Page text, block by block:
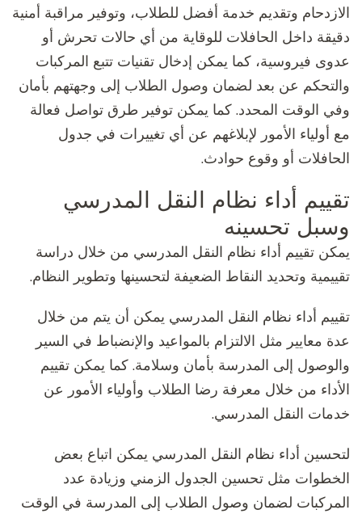
الازدحام وتقديم خدمة أفضل للطلاب، وتوفير مراقبة أمنية
دقيقة داخل الحافلات للوقاية من أي حالات تحرش أو
عدوى فيروسية، كما يمكن إدخال تقنيات تتبع المركبات
والتحكم عن بعد لضمان وصول الطلاب إلى وجهتهم بأمان
وفي الوقت المحدد. كما يمكن توفير طرق تواصل فعالة
مع أولياء الأمور لإبلاغهم عن أي تغييرات في جدول
الحافلات أو وقوع حوادث.
تقييم أداء نظام النقل المدرسي
وسبل تحسينه
يمكن تقييم أداء نظام النقل المدرسي من خلال دراسة
تقييمية وتحديد النقاط الضعيفة لتحسينها وتطوير النظام.
تقييم أداء نظام النقل المدرسي يمكن أن يتم من خلال
عدة معايير مثل الالتزام بالمواعيد والإنضباط في السير
والوصول إلى المدرسة بأمان وسلامة. كما يمكن تقييم
الأداء من خلال معرفة رضا الطلاب وأولياء الأمور عن
خدمات النقل المدرسي.
لتحسين أداء نظام النقل المدرسي يمكن اتباع بعض
الخطوات مثل تحسين الجدول الزمني وزيادة عدد
المركبات لضمان وصول الطلاب إلى المدرسة في الوقت